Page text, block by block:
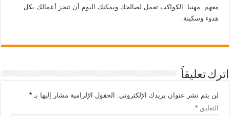
معهم. مهنيا: الكواكب تعمل لصالحك ويمكنك اليوم أن تنجز أعمالك بكل
هدوء وسكينة.
اترك تعليقاً
لن يتم نشر عنوان بريدك الإلكتروني. الحقول الإلزامية مشار إليها بـ*
التعليق*